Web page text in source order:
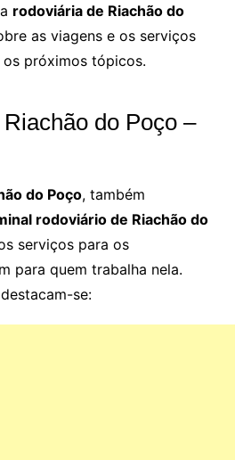
rodoviária de Riachão do
as viagens e os serviços
próximos tópicos.
do Poço –
do Poço, também
rodoviário de Riachão do
serviços para os
para quem trabalha nela.
se: